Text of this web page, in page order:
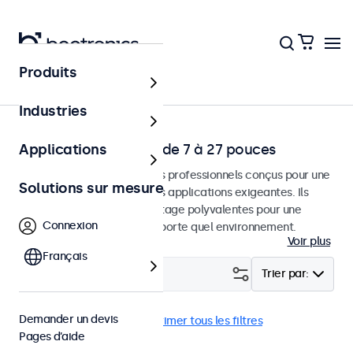
Accueil
Écrans Professionels de 7 à 27 pouces
Moniteurs et écrans tactiles professionnels conçus pour une
utilisation continue dans des applications exigeantes. Ils
disposent d'options de montage polyvalentes pour une
intégration facile dans n'importe quel environnement.
Voir plus
Trier par:
Mural BNC (SDI) Supprimer tous les filtres
Produits
Industries
Applications
Solutions sur mesure
Connexion
Français
Demander un devis
Pages d’aide